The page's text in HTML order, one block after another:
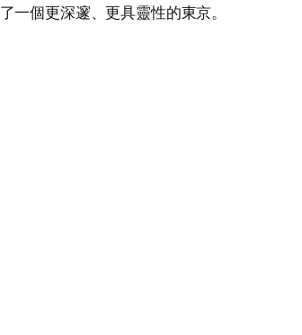
一個更深邃、更具靈性的東京。